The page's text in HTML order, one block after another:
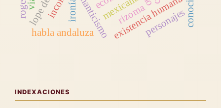
romanticismomexicana
existencia humana
ironía
habla andaluza personajes
rizoma
INDEXACIONES